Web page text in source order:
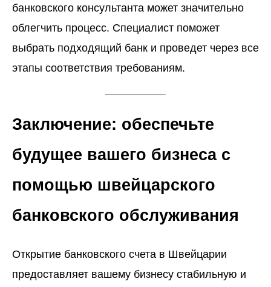
банковского консультанта может значительно
облегчить процесс. Специалист поможет
выбрать подходящий банк и проведет через все
этапы соответствия требованиям.
Заключение: обеспечьте
будущее вашего бизнеса с
помощью швейцарского
банковского обслуживания
Открытие банковского счета в Швейцарии
предоставляет вашему бизнесу стабильную и